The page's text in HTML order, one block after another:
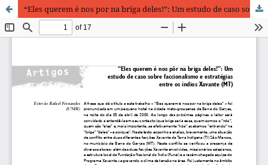
“Eles querem é nos por na briga deles!”: Um estudo de caso sobre faccionalismo e estratégias entre os índios Xavante (MT)